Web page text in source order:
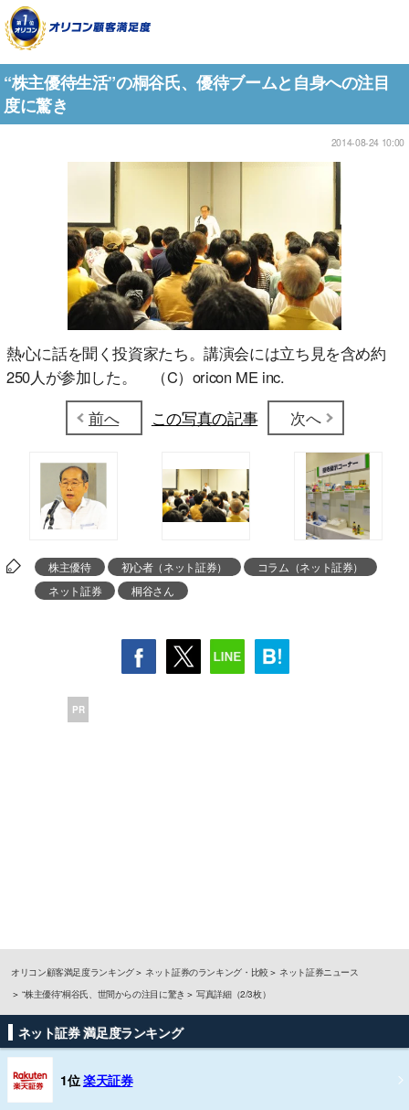
“株主優待生活”の桐谷氏、優待ブームと自身への注目
度に驚き
2014-08-24 10:00
熱心に話を聞く投資家たち。講演会には立ち見を含め約
250人が参加した。 （C）oricon ME inc.
前へ
この写真の記事 次へ
株主優待 初心者（ネット証券）
コラム（ネット証券）
ネット証券
桐谷さん
PR
オリコン顧客満足度ランキング ネット証券のランキング・比較
ネット証券ニュース
“株主優待”桐谷氏、世間からの注目に驚き
写真詳細（2/3枚）
ネット証券 満足度ランキング
1位楽天証券